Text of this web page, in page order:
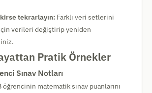
tekrarlayın: Farklı veri setlerini
için verileri değiştirip yeniden
Pratik Örnekler
Sınav Notları
matematik sınav puanlarını